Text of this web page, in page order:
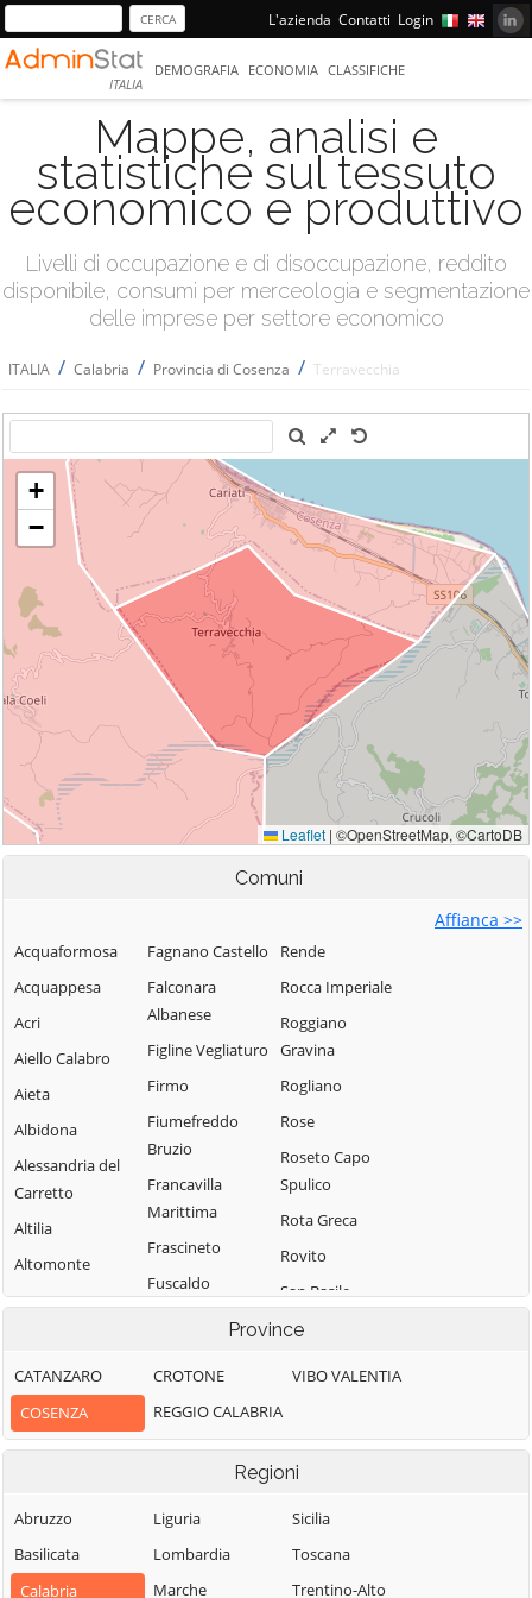
L'azienda Contatti Login
ITALIA
DEMOGRAFIA ECONOMIA CLASSIFICHE
Mappe, analisi e
statistiche sul tessuto
economico e produttivo
Livelli di occupazione e di disoccupazione, reddito
disponibile, consumi per merceologia e segmentazione
delle imprese per settore economico
ITALIA / Calabria / Provincia di Cosenza / Terravecchia
Comuni
Affianca >>
Acquaformosa
Acquappesa
Acri
Aiello Calabro
Aieta
Albidona
Alessandria del
Carretto
Altilia
Altomonte
Amantea
Aprigliano
Belmonte
Calabro
Bianchi
Fagnano Castello
Falconara
Albanese
Figline Vegliaturo
Firmo
Fiumefreddo
Bruzio
Francavilla
Marittima
Frascineto
Fuscaldo
Piemontese
Lago
Laino Castello
Lappano
Rende
Rocca Imperiale
Roggiano
Gravina
Rogliano
Rose
Roseto Capo
Spulico
Rota Greca
Rovito
San Basile
San Benedetto
Albanese
San Demetrio
Corone
San Donato di
Province
CATANZARO
COSENZA
CROTONE
REGGIO CALABRIA
VIBO VALENTIA
Regioni
Abruzzo
Basilicata
Calabria
Liguria
Lombardia
Marche
Sicilia
Toscana
Trentino-Alto